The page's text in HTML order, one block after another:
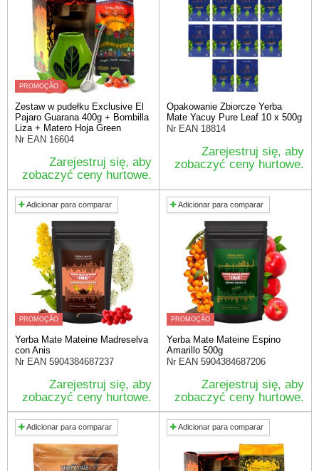
PROMOÇÃO
Zestaw w pudełku Exclusive El
Pajaro Guarana 400g + Bombilla
Liza + Matero Hoja Green
Nr EAN 16604
Zarejestruj się, aby
zobaczyć ceny hurtowe.
Opakowanie Zbiorcze Yerba
Mate Yacuy Pure Leaf 10 x 500g
Nr EAN 18814
Zarejestruj się, aby
zobaczyć ceny hurtowe.
Adicionar para comparar
PROMOÇÃO
Yerba Mate Mateine Madreselva
con Anis
Nr EAN 5904384687237
Zarejestruj się, aby
zobaczyć ceny hurtowe.
Adicionar para comparar
PROMOÇÃO
Yerba Mate Mateine Espino
Amarillo 500g
Nr EAN 5904384687206
Zarejestruj się, aby
zobaczyć ceny hurtowe.
Adicionar para comparar Adicionar para comparar